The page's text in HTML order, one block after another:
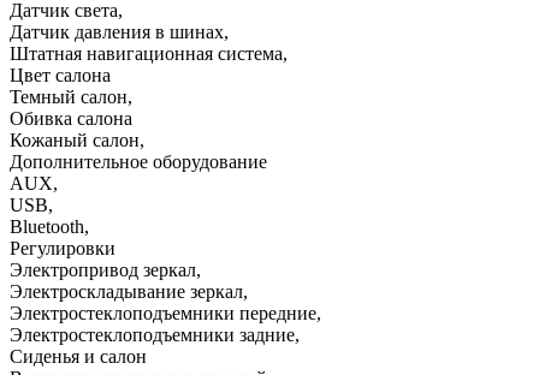
Датчик света,
Датчик давления в шинах,
Штатная навигационная система,
Цвет салона
Темный салон,
Обивка салона
Кожаный салон,
Дополнительное оборудование
AUX,
USB,
Bluetooth,
Регулировки
Электропривод зеркал,
Электроскладывание зеркал,
Электростеклоподъемники передние,
Электростеклоподъемники задние,
Сиденья и салон